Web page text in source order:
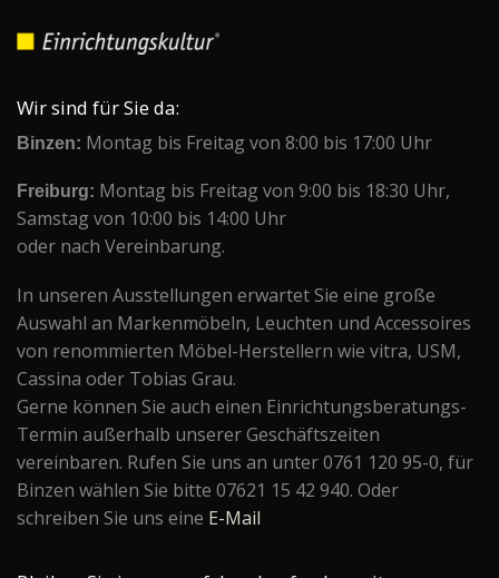
Wir sind für Sie da:
Binzen: Montag bis Freitag von 8:00 bis 17:00 Uhr
Freiburg: Montag bis Freitag von 9:00 bis 18:30 Uhr,
Samstag von 10:00 bis 14:00 Uhr
oder nach Vereinbarung.
In unseren Ausstellungen erwartet Sie eine große
Auswahl an Markenmöbeln, Leuchten und Accessoires
von renommierten Möbel-Herstellern wie vitra, USM,
Cassina oder Tobias Grau.
Gerne können Sie auch einen Einrichtungsberatungs-
Termin außerhalb unserer Geschäftszeiten
vereinbaren. Rufen Sie uns an unter 0761 120 95-0, für
Binzen wählen Sie bitte 07621 15 42 940. Oder
schreiben Sie uns eine E-Mail